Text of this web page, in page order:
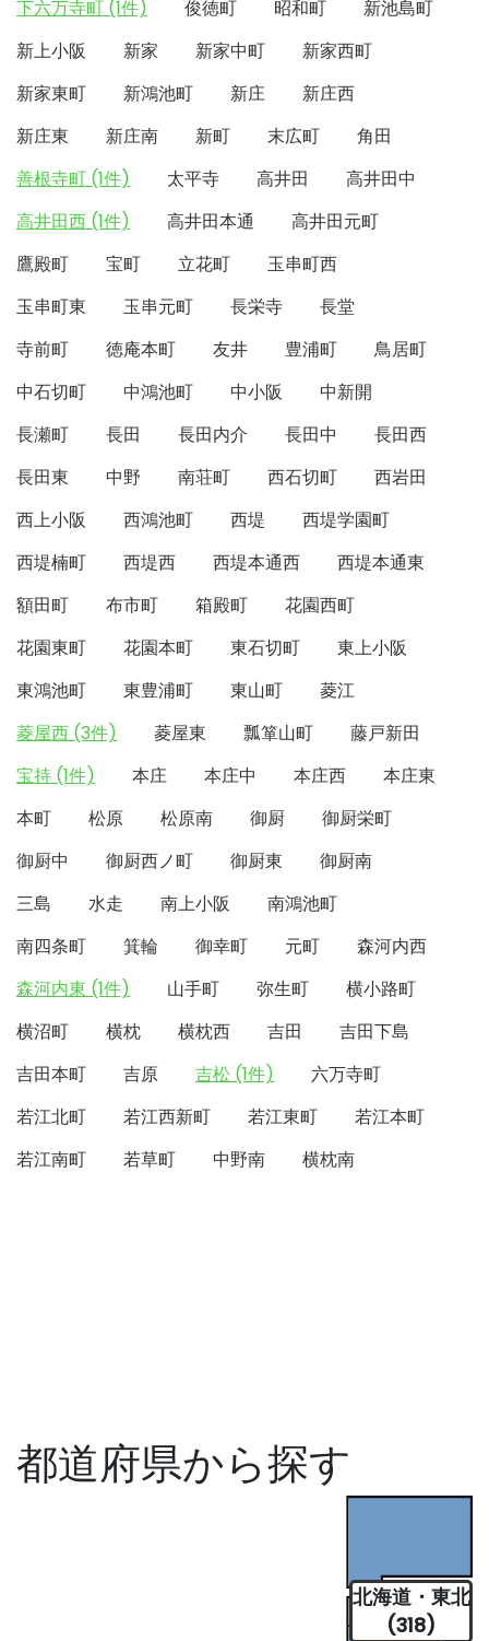
下六万寺町 (1件) 俊徳町 昭和町
新池島町
新上小阪
新家 新家中町
新家西町
新家東町
新鴻池町 新庄
新庄西
新庄東
新庄南 新町 末広町
角田
善根寺町 (1件)
太平寺 高井田
高井田中
高井田西 (1件)
高井田本通
高井田元町
鷹殿町
宝町 立花町
玉串町西
玉串町東
玉串元町 長栄寺
長堂
寺前町
徳庵本町 友井 豊浦町
鳥居町
中石切町
中鴻池町 中小阪
中新開
長瀬町
長田 長田内介 長田中
長田西
長田東
中野 南荘町 西石切町
西岩田
西上小阪
西鴻池町 西堤
西堤学園町
西堤楠町
西堤西 西堤本通西
西堤本通東
額田町
布市町 箱殿町
花園西町
花園東町
花園本町 東石切町
東上小阪
東鴻池町
東豊浦町 東山町
菱江
菱屋西 (3件)
菱屋東 瓢箪山町
藤戸新田
宝持 (1件)
本庄 本庄中 本庄西
本庄東
本町
松原 松原南 御厨
御厨栄町
御厨中
御厨西ノ町 御厨東
御厨南
三島
水走 南上小阪
南鴻池町
南四条町
箕輪 御幸町 元町
森河内西
森河内東 (1件)
山手町 弥生町
横小路町
横沼町
横枕 横枕西 吉田
吉田下島
吉田本町
吉原 吉松 (1件)
六万寺町
若江北町
若江西新町 若江東町
若江本町
若江南町
若草町 中野南 横枕南
都道府県から探す
北海道・東北
(318)